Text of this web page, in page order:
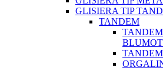
GLISIERA TIP
TANDEM